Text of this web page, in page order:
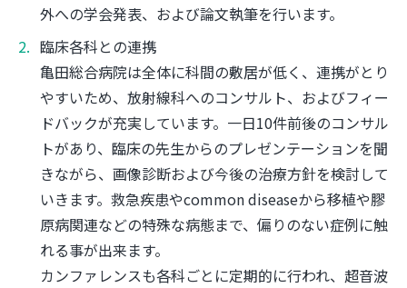
外への学会発表、および論文執筆を行います。
臨床各科との連携
亀田総合病院は全体に科間の敷居が低く、連携がとり
やすいため、放射線科へのコンサルト、およびフィー
ドバックが充実しています。一日10件前後のコンサル
トがあり、臨床の先生からのプレゼンテーションを聞
きながら、画像診断および今後の治療方針を検討して
いきます。救急疾患やcommon diseaseから移植や膠
原病関連などの特殊な病態まで、偏りのない症例に触
れる事が出来ます。
カンファレンスも各科ごとに定期的に行われ、超音波